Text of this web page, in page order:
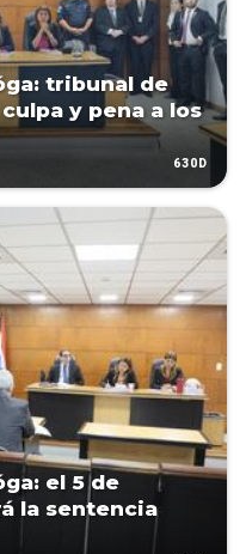
tribunal de
y pena a los
630D
el 5 de
la sentencia